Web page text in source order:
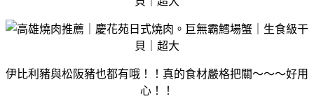
伊比利豬與松阪豬也都有哦！！真的食材嚴格把關～～～好用
心！！